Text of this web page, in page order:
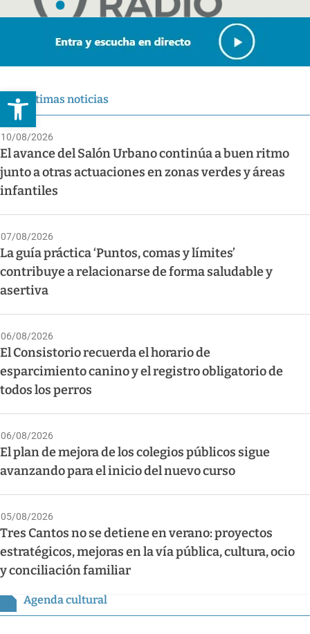
Abrir barra de herramientas
Últimas noticias
10/08/2026
El avance del Salón Urbano continúa a buen ritmo
junto a otras actuaciones en zonas verdes y áreas
infantiles
07/08/2026
La guía práctica ‘Puntos, comas y límites’
contribuye a relacionarse de forma saludable y
asertiva
06/08/2026
El Consistorio recuerda el horario de
esparcimiento canino y el registro obligatorio de
todos los perros
06/08/2026
El plan de mejora de los colegios públicos sigue
avanzando para el inicio del nuevo curso
05/08/2026
Tres Cantos no se detiene en verano: proyectos
estratégicos, mejoras en la vía pública, cultura, ocio
y conciliación familiar
Agenda cultural